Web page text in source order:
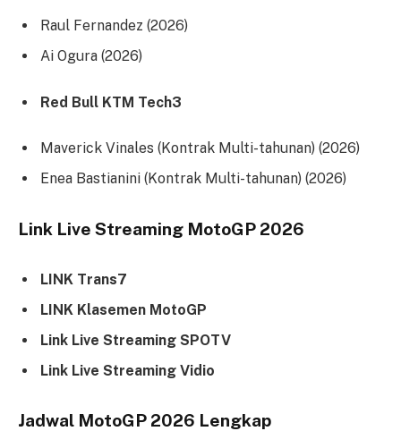
Raul Fernandez (2026)
Ai Ogura (2026)
Red Bull KTM Tech3
Maverick Vinales (Kontrak Multi-tahunan) (2026)
Enea Bastianini (Kontrak Multi-tahunan) (2026)
Link Live Streaming MotoGP 2026
LINK Trans7
LINK Klasemen MotoGP
Link Live Streaming SPOTV
Link Live Streaming Vidio
Jadwal MotoGP 2026 Lengkap